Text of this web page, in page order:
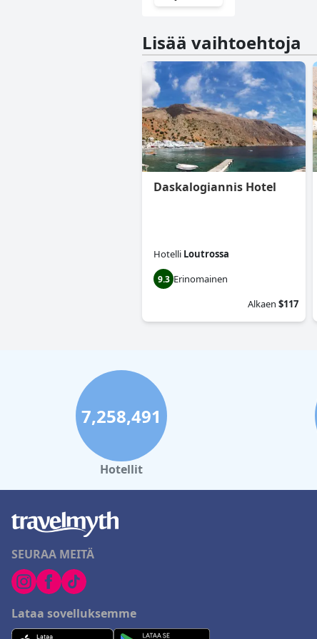
Lisää vaihtoehtoja
Daskalogiannis Hotel
Hotelli Loutrossa
9.3 Erinomainen
Alkaen $117
7,258,491
Hotellit
SEURAA MEITÄ
Lataa sovelluksemme